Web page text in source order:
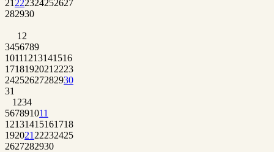
21 222324252627
282930
1 2
3456789
10111213141516
1718192021 2223
24252627282930
31
1 234
567891011
12131415161718
192021 22232425
2627282930